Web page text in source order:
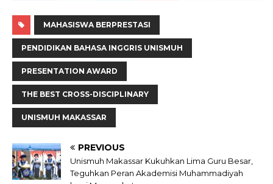
MAHASISWA BERPRESTASI
PENDIDIKAN BAHASA INGGRIS UNISMUH
PRESENTATION AWARD
THE BEST CROSS-DISCIPLINARY
UNISMUH MAKASSAR
PREVIOUS
Unismuh Makassar Kukuhkan Lima Guru Besar,
Teguhkan Peran Akademisi Muhammadiyah